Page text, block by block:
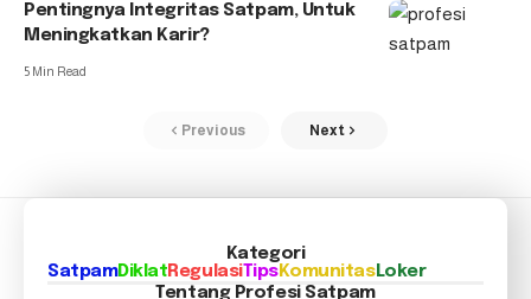
Pentingnya Integritas Satpam, Untuk
Meningkatkan Karir?
5 Min Read
Previous Next
Kategori
SatpamDiklatRegulasiTipsKomunitasLoker
Tentang Profesi Satpam